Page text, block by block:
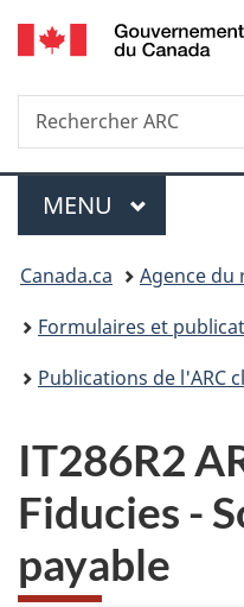
Recherche
Rechercher
ARC
Menu
MENU PRINCIPAL
Vous
êtes
ici :
Canada.ca
Agence du
Formulaires et
Publications de l'ARC
IT286R2
Fiducies -
payable